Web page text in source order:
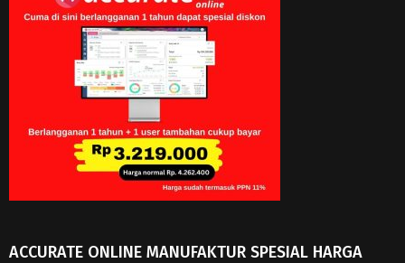
ACCURATE ONLINE MANUFAKTUR SPESIAL HARGA